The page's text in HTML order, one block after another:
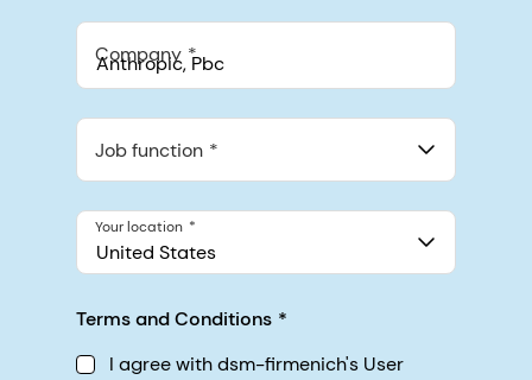
Company
548 Market St Pmb 90375, San Francisco, California, US
Job function
United States
Your location
Terms and Conditions
I agree with dsm-firmenich's User